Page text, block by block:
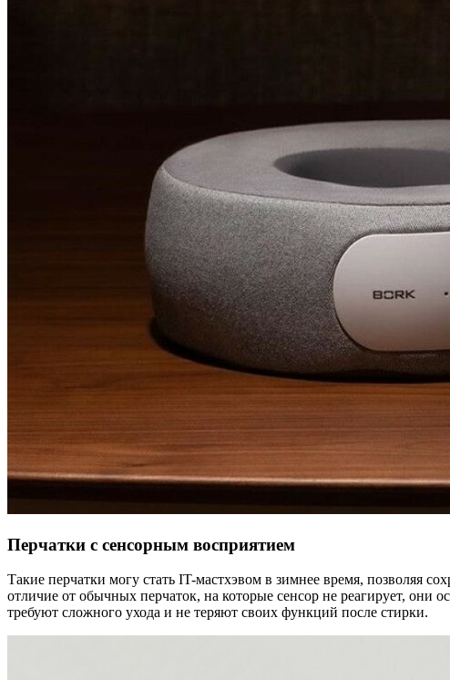
Перчатки с сенсорным восприятием
Такие перчатки могу стать IT-мастхэвом в зимнее время, позволяя
отличие от обычных перчаток, на которые сенсор не реагирует,
требуют сложного ухода и не теряют своих функций после стирки.